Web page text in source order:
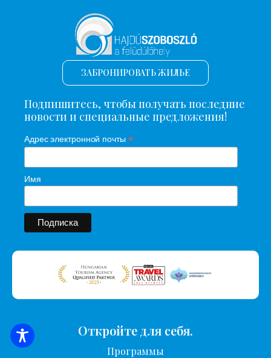
ПОИСК ЖИЛЬЯ
ЗАБРОНИРОВАТЬ ЖИЛЬЕ
Подпишитесь, чтобы получать последние
новости и специальные предложения!
Адрес электронной почты *
Имя
Откройте для себя.
Программы